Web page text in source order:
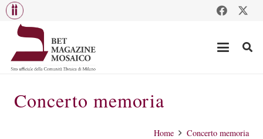
Concerto memoria
Home Concerto memoria